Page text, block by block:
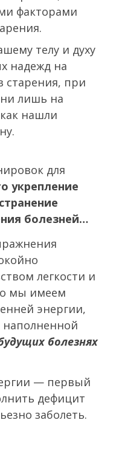
факторами
телу и духу
надежд на
старения, при
лишь на
нашли
для
укрепление
болезней…
легкости и
мы имеем
энергии,
наполненной
болезнях
— первый
дефицит
заболеть.